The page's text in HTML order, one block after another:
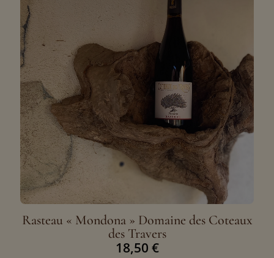
Rasteau « Mondona » Domaine des Coteaux
des Travers
18,50 €